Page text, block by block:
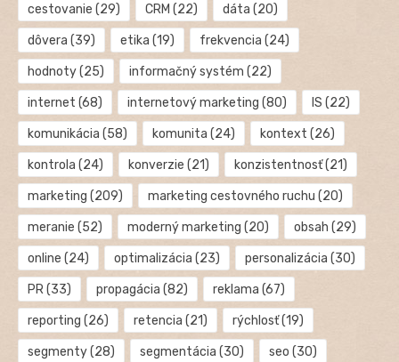
cestovanie (29) CRM (22) dáta (20)
dôvera (39) etika (19) frekvencia (24)
hodnoty(25) informačný systém (22)
internet (68) internetový marketing (80) IS (22)
komunikácia (58) komunita (24) kontext (26)
kontrola (24) konverzie (21) konzistentnosť(21)
marketing (209) marketing cestovného ruchu (20)
meranie (52) moderný marketing (20) obsah (29)
online (24) optimalizácia (23) personalizácia (30)
PR(33) propagácia (82) reklama (67)
reporting (26) retencia (21) rýchlosť(19)
segmenty(28) segmentácia (30) seo (30)